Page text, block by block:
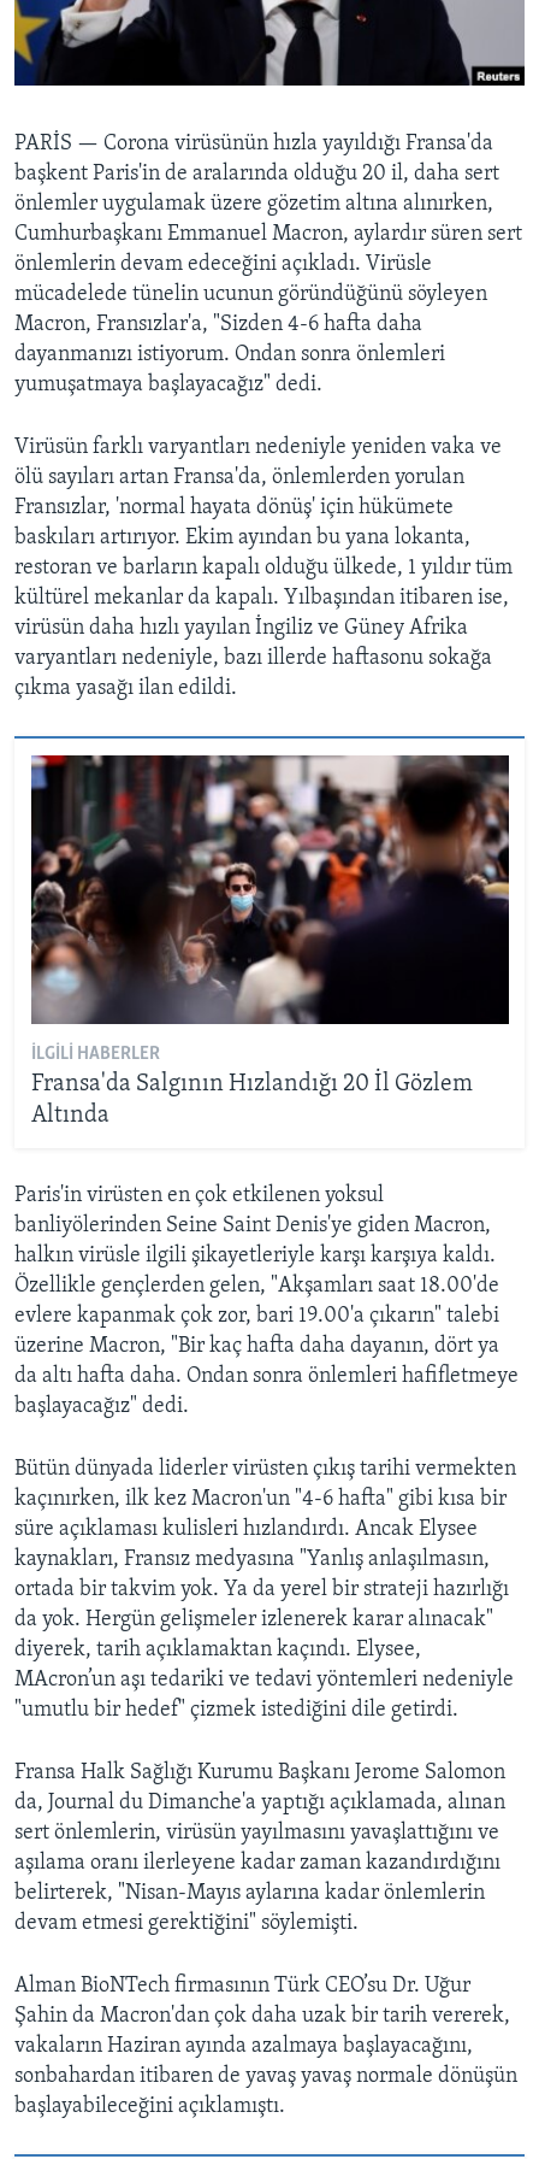
HAYATTAN
BIZI TAKIP EDIN
Diller
PARİS — Corona virüsünün hızla yayıldığı Fransa'da
başkent Paris'in de aralarında olduğu 20 il, daha sert
önlemler uygulamak üzere gözetim altına alınırken,
Cumhurbaşkanı Emmanuel Macron, aylardır süren sert
önlemlerin devam edeceğini açıkladı. Virüsle
mücadelede tünelin ucunun göründüğünü söyleyen
Macron, Fransızlar'a, "Sizden 4-6 hafta daha
dayanmanızı istiyorum. Ondan sonra önlemleri
yumuşatmaya başlayacağız" dedi.
Virüsün farklı varyantları nedeniyle yeniden vaka ve
ölü sayıları artan Fransa'da, önlemlerden yorulan
Fransızlar, 'normal hayata dönüş' için hükümete
baskıları artırıyor. Ekim ayından bu yana lokanta,
restoran ve barların kapalı olduğu ülkede, 1 yıldır tüm
kültürel mekanlar da kapalı. Yılbaşından itibaren ise,
virüsün daha hızlı yayılan İngiliz ve Güney Afrika
varyantları nedeniyle, bazı illerde haftasonu sokağa
çıkma yasağı ilan edildi.
İLGILI HABERLER
Fransa'da Salgının Hızlandığı 20 İl Gözlem
Altında
Paris'in virüsten en çok etkilenen yoksul
banliyölerinden Seine Saint Denis'ye giden Macron,
halkın virüsle ilgili şikayetleriyle karşı karşıya kaldı.
Özellikle gençlerden gelen, "Akşamları saat 18.00'de
evlere kapanmak çok zor, bari 19.00'a çıkarın" talebi
üzerine Macron, "Bir kaç hafta daha dayanın, dört ya
da altı hafta daha. Ondan sonra önlemleri hafifletmeye
başlayacağız" dedi.
Bütün dünyada liderler virüsten çıkış tarihi vermekten
kaçınırken, ilk kez Macron'un "4-6 hafta" gibi kısa bir
süre açıklaması kulisleri hızlandırdı. Ancak Elysee
kaynakları, Fransız medyasına "Yanlış anlaşılmasın,
ortada bir takvim yok. Ya da yerel bir strateji hazırlığı
da yok. Hergün gelişmeler izlenerek karar alınacak"
diyerek, tarih açıklamaktan kaçındı. Elysee,
MAcron’un aşı tedariki ve tedavi yöntemleri nedeniyle
"umutlu bir hedef" çizmek istediğini dile getirdi.
Fransa Halk Sağlığı Kurumu Başkanı Jerome Salomon
da, Journal du Dimanche'a yaptığı açıklamada, alınan
sert önlemlerin, virüsün yayılmasını yavaşlattığını ve
aşılama oranı ilerleyene kadar zaman kazandırdığını
belirterek, "Nisan-Mayıs aylarına kadar önlemlerin
devam etmesi gerektiğini" söylemişti.
Alman BioNTech firmasının Türk CEO’su Dr. Uğur
Şahin da Macron'dan çok daha uzak bir tarih vererek,
vakaların Haziran ayında azalmaya başlayacağını,
sonbahardan itibaren de yavaş yavaş normale dönüşün
başlayabileceğini açıklamıştı.